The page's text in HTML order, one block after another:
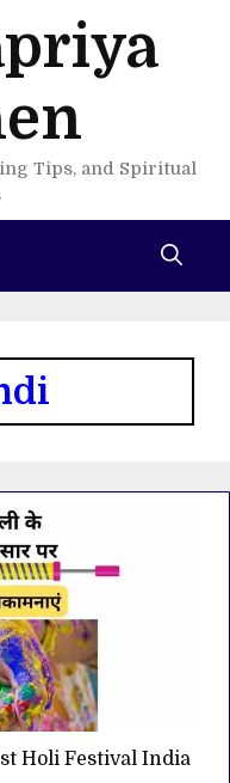
Tips, and Spiritual
Best Holi Festival India